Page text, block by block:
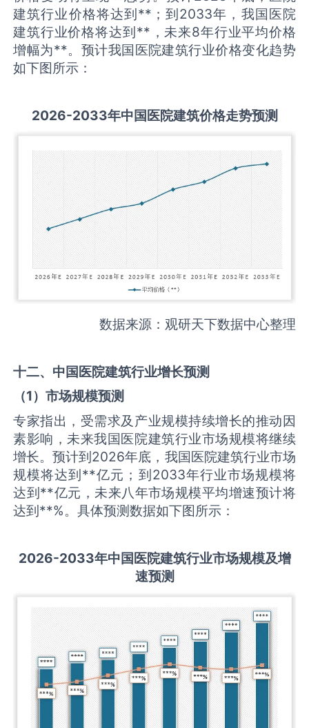
建筑行业价格将达到**；到2033年，我国医院
建筑行业价格将达到**，未来8年行业平均价格
增幅为**。预计我国医院建筑行业价格变化趋势
如下图所示：
2026-2033年中国医院建筑价格走势预测
数据来源：观研天下数据中心整理
十二、中国医院建筑行业增长预测
（1）市场规模预测
专家指出，受需求及产业规模持续增长的推动因
素影响，未来我国医院建筑行业市场规模将继续
增长。预计到2026年底，我国医院建筑行业市场
规模将达到**亿元；到2033年行业市场规模将
达到**亿元，未来八年市场规模平均增速预计将
达到**%。具体预测数据如下图所示：
2026-2033年中国医院建筑行业市场规模及增
速预测